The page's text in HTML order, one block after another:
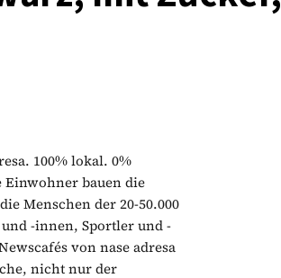
100% lokal. 0%
Einwohner bauen die
Menschen der 20-50.000
-innen, Sportler und -
von nase adresa
nicht nur der